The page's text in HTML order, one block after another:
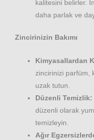
kalitesini belirler.
daha parlak ve
Zincirinizin Bakımı
Kimyasallardan
zincirinizi parfüm,
uzak tutun.
Düzenli Temizlik:
düzenli olarak
temizleyin.
Ağır